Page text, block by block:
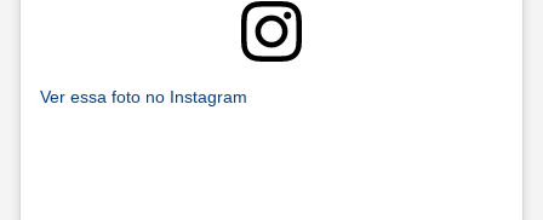
Ver essa foto no Instagram